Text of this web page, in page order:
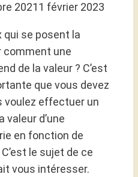
20211 février 2023
qui se posent la
comment une
de la valeur ? C’est
que vous devez
voulez effectuer un
d’une
en fonction de
le sujet de ce
vous intéresser.